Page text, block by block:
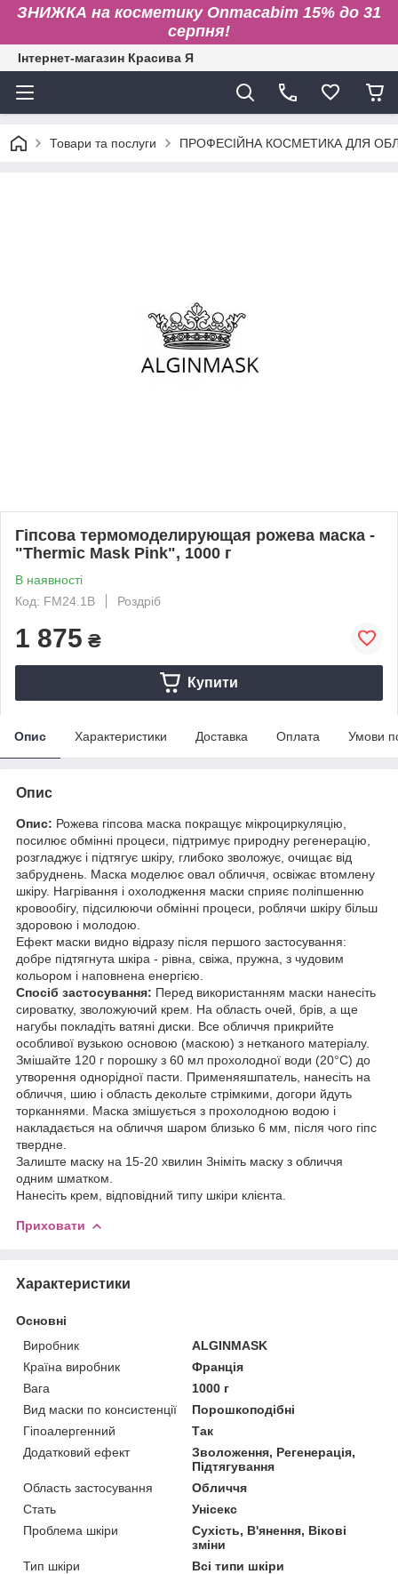
ЗНИЖКА на косметику Onmacabim 15% до 31
серпня!
Інтернет-магазин Красива Я
Товари та послуги ПРОФЕСІЙНА КОСМЕТИКА ДЛЯ
Гіпсова термомоделирующая рожева маска -
"Thermic Mask Pink", 1000 г
В наявності
Код: FM24.1B
Роздріб
1 875 ₴
Купити
Опис Характеристики Доставка Оплата Умови
Опис
Опис: Рожева гіпсова маска покращує мікроциркуляцію,
посилює обмінні процеси, підтримує природну регенерацію,
розгладжує і підтягує шкіру, глибоко зволожує, очищає від
забруднень. Маска моделює овал обличчя, освіжає втомлену
шкіру. Нагрівання і охолодження маски сприяє поліпшенню
кровообігу, підсилюючи обмінні процеси, роблячи шкіру більш
здоровою і молодою.
Ефект маски видно відразу після першого застосування:
добре підтягнута шкіра - рівна, свіжа, пружна, з чудовим
кольором і наповнена енергією.
Спосіб застосування: Перед використанням маски нанесіть
сироватку, зволожуючий крем. На область очей, брів, а ще
нагубы покладіть ватяні диски. Все обличчя прикрийте
особливої вузькою основою (маскою) з нетканого матеріалу.
Змішайте 120 г порошку з 60 мл прохолодної води (20°С) до
утворення однорідної пасти. Применяяшпатель, нанесіть на
обличчя, шию і область декольте стрімкими, догори йдуть
торканнями. Маска змішується з прохолодною водою і
накладається на обличчя шаром близько 6 мм, після чого гіпс
твердне.
Залиште маску на 15-20 хвилин Зніміть маску з обличчя
одним шматком.
Нанесіть крем, відповідний типу шкіри клієнта.
Приховати
Характеристики
Основні
Виробник
ALGINMASK
Країна виробник
Франція
Вага
1000 г
Вид маски по консистенції
Порошкоподібні
Гіпоалергенний
Так
Додатковий ефект
Зволоження, Регенерація,
Підтягування
Область застосування
Обличчя
Стать
Унісекс
Проблема шкіри
Сухість, В'янення, Вікові
зміни
Тип шкіри
Всі типи шкіри